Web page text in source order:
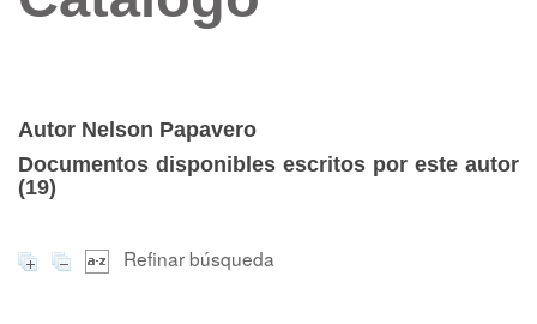
Autor Nelson Papavero
Documentos disponibles escritos por este autor
(19)
Refinar búsqueda